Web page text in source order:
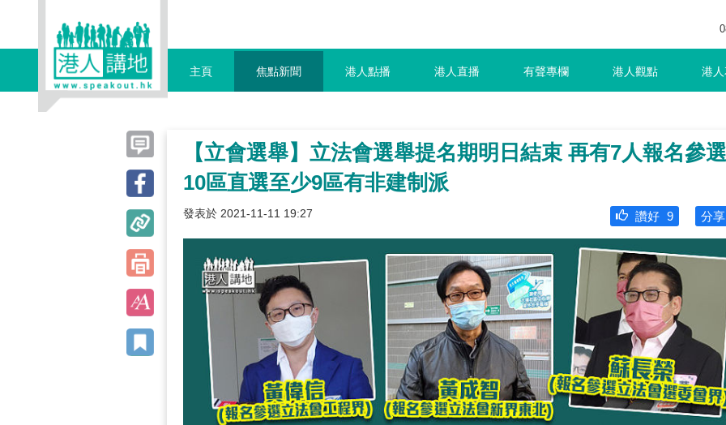
主頁 焦點新聞 港人點播 港人直播 有聲專欄 港人觀點 港
【立會選舉】立法會選舉提名期明日結束 再有7人報名參選
10區直選至少9區有非建制派
發表於 2021-11-11 19:27 分享
讚好 9